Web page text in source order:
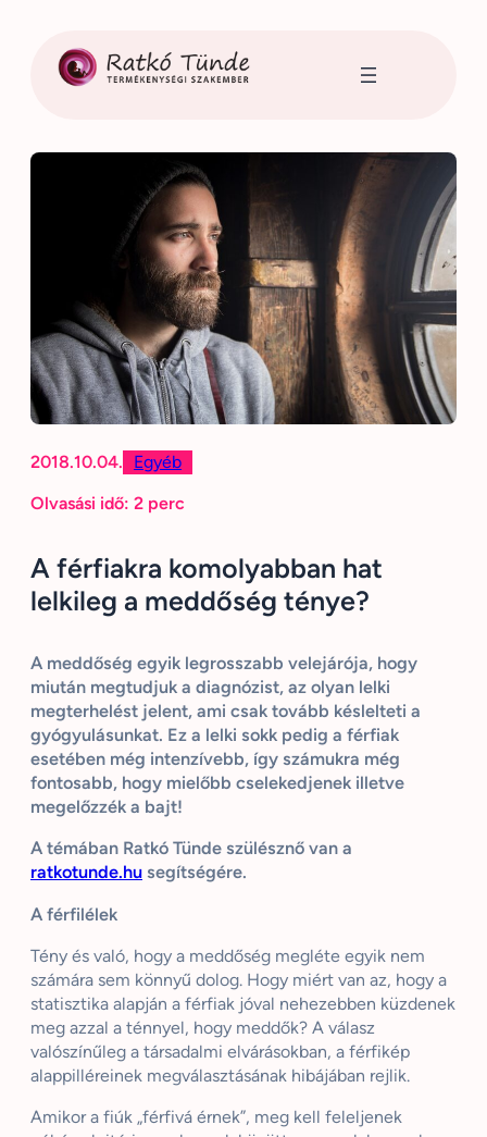
tartalomhoz
2018.10.04.
Egyéb
Olvasási idő: 2 perc
A férfiakra komolyabban hat
lelkileg a meddőség ténye?
A meddőség egyik legrosszabb velejárója, hogy
miután megtudjuk a diagnózist, az olyan lelki
megterhelést jelent, ami csak tovább késlelteti a
gyógyulásunkat. Ez a lelki sokk pedig a férfiak
esetében még intenzívebb, így számukra még
fontosabb, hogy mielőbb cselekedjenek illetve
megelőzzék a bajt!
A témában Ratkó Tünde szülésznő van a
ratkotunde.hu segítségére.
A férfilélek
Tény és való, hogy a meddőség megléte egyik nem
számára sem könnyű dolog. Hogy miért van az, hogy a
statisztika alapján a férfiak jóval nehezebben küzdenek
meg azzal a ténnyel, hogy meddők? A válasz
valószínűleg a társadalmi elvárásokban, a férfikép
alappilléreinek megválasztásának hibájában rejlik.
Amikor a fiúk „férfivá érnek”, meg kell feleljenek